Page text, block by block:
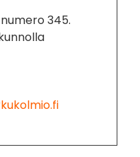
345.